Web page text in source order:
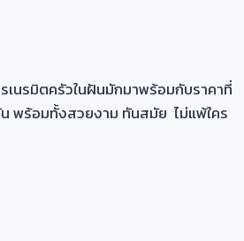
นรมิตครัวในฝันมักมาพร้อมกับราคาที่
พร้อมทั้งสวยงาม ทันสมัย ไม่แพ้ใคร